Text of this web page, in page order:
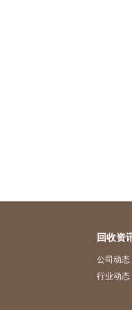
回收资
公司动态
行业动态